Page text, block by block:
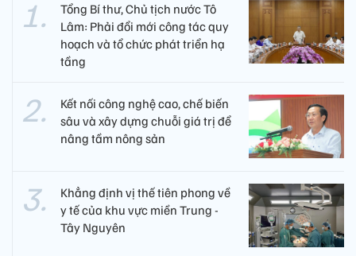
Tổng Bí thư, Chủ tịch nước Tô
Lâm: Phải đổi mới công tác quy
hoạch và tổ chức phát triển hạ
tầng
Kết nối công nghệ cao, chế biến
sâu và xây dựng chuỗi giá trị để
nâng tầm nông sản
Khẳng định vị thế tiên phong về
y tế của khu vực miền Trung -
Tây Nguyên ​